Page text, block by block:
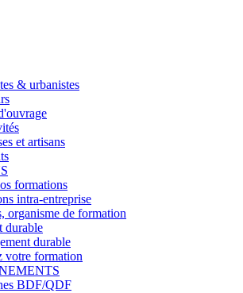
& urbanistes
et artisans
formations
intra-entreprise
organisme de formation
durable
durable
votre formation
BDF/QDF